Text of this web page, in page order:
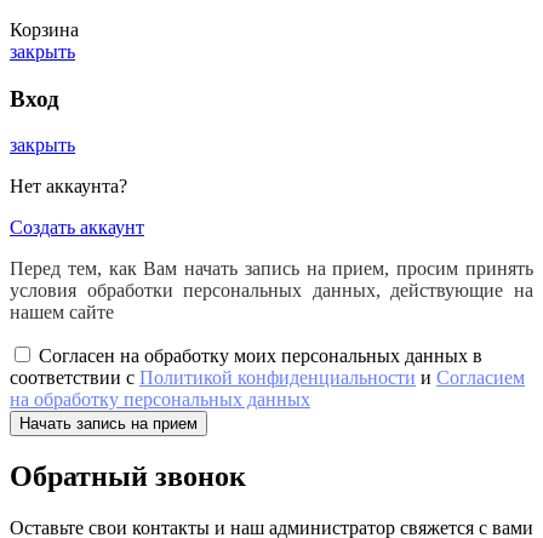
Корзина
закрыть
Вход
закрыть
Нет аккаунта?
Создать аккаунт
Перед тем, как Вам начать запись на прием, просим принять
условия обработки персональных данных, действующие на
нашем сайте
Согласен на обработку моих персональных данных в
соответствии с Политикой конфиденциальности и Согласием
на обработку персональных данных
Начать запись на прием
Обратный звонок
Оставьте свои контакты и наш администратор свяжется с вами